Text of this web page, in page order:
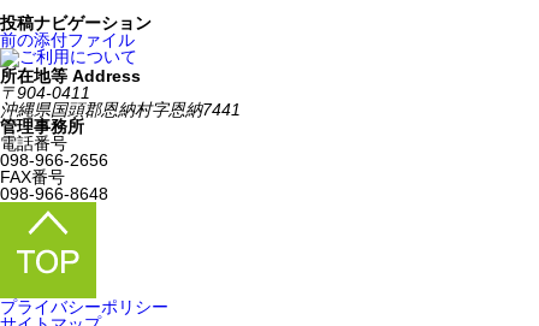
投稿ナビゲーション
前の添付ファイル
所在地等 Address
〒904-0411
沖縄県国頭郡恩納村字恩納7441
管理事務所
電話番号
098-966-2656
FAX番号
098-966-8648
プライバシーポリシー